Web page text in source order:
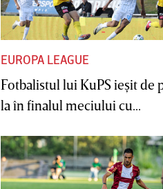
EUROPA LEAGUE
Fotbalistul lui KuPS ieşit de
la în finalul meciului cu...